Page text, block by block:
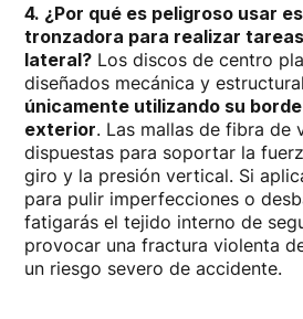
4. ¿Por qué es peligroso usar
tronzadora para realizar
lateral?Los discos de centro
diseñados mecánica y
únicamente utilizando su
exterior. Las mallas de fibra de
dispuestas para soportar la
giro y la presión vertical. Si
para pulir imperfecciones o
fatigarás el tejido interno de
provocar una fractura violenta
un riesgo severo de accidente.